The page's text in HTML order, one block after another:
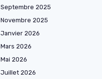
Septembre 2025
Novembre 2025
Janvier 2026
Mars 2026
Mai 2026
Juillet 2026